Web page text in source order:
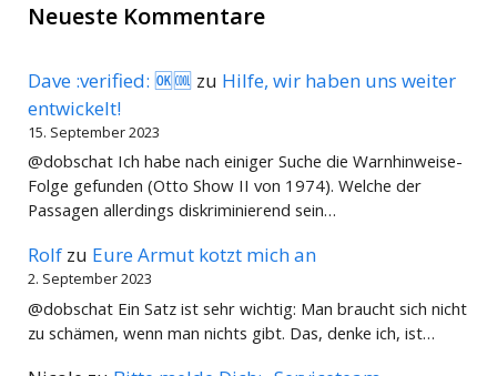
Neueste Kommentare
Dave :verified: 🆗🆒 zu Hilfe, wir haben uns weiter
entwickelt!
15. September 2023
@dobschat Ich habe nach einiger Suche die Warnhinweise-
Folge gefunden (Otto Show II von 1974). Welche der
Passagen allerdings diskriminierend sein…
Rolf zu Eure Armut kotzt mich an
2. September 2023
@dobschat Ein Satz ist sehr wichtig: Man braucht sich nicht
zu schämen, wenn man nichts gibt. Das, denke ich, ist…